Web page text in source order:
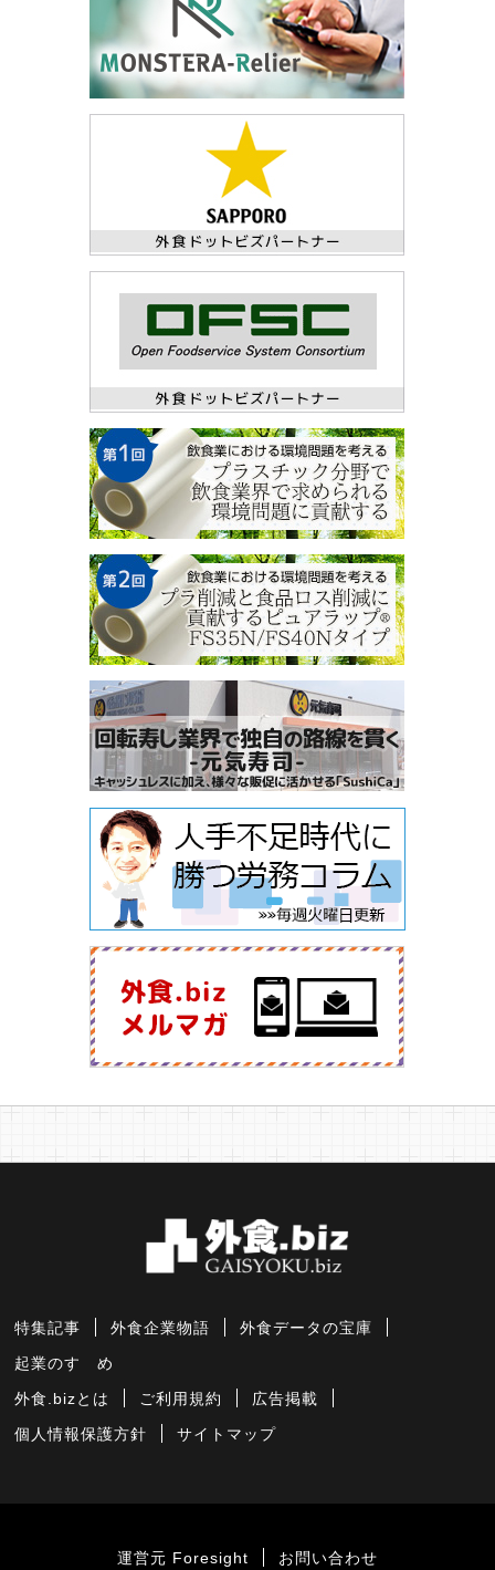
特集記事 外食企業物語 外食データの宝庫
起業のすゝめ
外食.bizとは ご利用規約 広告掲載
個人情報保護方針 サイトマップ
運営元 Foresight お問い合わせ